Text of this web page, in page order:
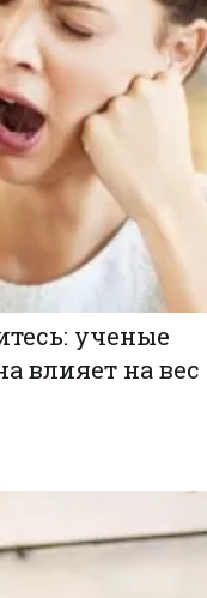
ученые
влияет на вес